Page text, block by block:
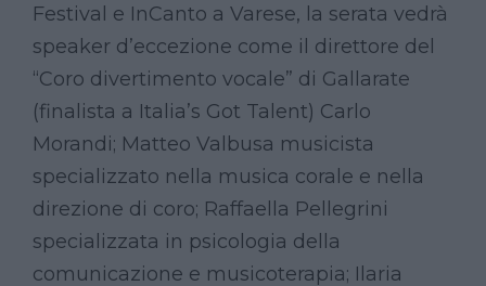
Festival e InCanto a Varese, la serata vedrà
speaker d’eccezione come il direttore del
“Coro divertimento vocale” di Gallarate
(finalista a Italia’s Got Talent) Carlo
Morandi; Matteo Valbusa musicista
specializzato nella musica corale e nella
direzione di coro; Raffaella Pellegrini
specializzata in psicologia della
comunicazione e musicoterapia; Ilaria